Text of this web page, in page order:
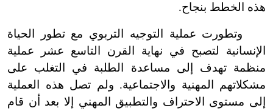
هذه الخطط بنجاح.
وتطورت عملية التوجيه التربوي مع تطور الحياة
الإنسانية لتصبح في نهاية القرن التاسع عشر عملية
منظمة تهدف إلى مساعدة الطلبة في التغلب على
مشكلاتهم المهنية والاجتماعية. ولم تصل هذه العملية
إلى مستوى الاحتراف والتطبيق المهني إلا بعد أن قام